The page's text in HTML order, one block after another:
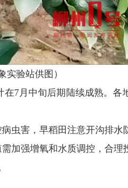
验站供图）
7月中旬后期陆续成熟。各
虫害，早稻田注意开沟排水
加强增氧和水质调控，合理